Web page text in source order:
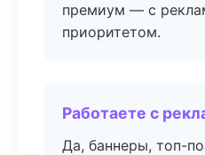
премиум — с
приоритетом.
Работаете с
Да, баннеры, топ-